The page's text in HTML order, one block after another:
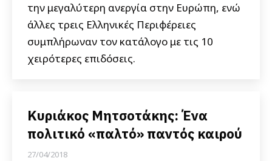
την μεγαλύτερη ανεργία στην Ευρώπη, ενώ
άλλες τρεις Ελληνικές Περιφέρειες
συμπλήρωναν τον κατάλογο με τις 10
χειρότερες επιδόσεις.
Κυριάκος Μητσοτάκης: Ένα
πολιτικό «παλτό» παντός καιρού
27/04/2018